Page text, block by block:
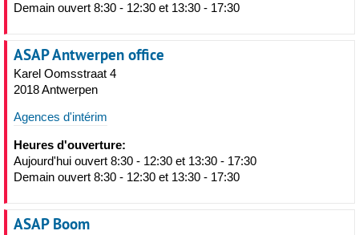
Demain ouvert 8:30 - 12:30 et 13:30 - 17:30
ASAP Antwerpen office
Karel Oomsstraat 4
2018 Antwerpen
Agences d'intérim
Heures d'ouverture:
Aujourd'hui ouvert 8:30 - 12:30 et 13:30 - 17:30
Demain ouvert 8:30 - 12:30 et 13:30 - 17:30
ASAP Boom